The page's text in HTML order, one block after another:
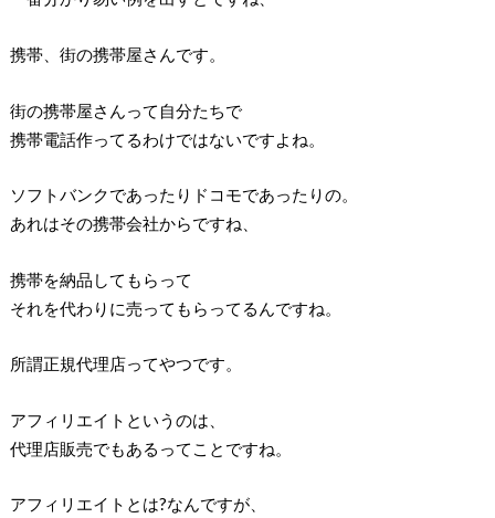
携帯、街の携帯屋さんです。
街の携帯屋さんって自分たちで
携帯電話作ってるわけではないですよね。
ソフトバンクであったりドコモであったりの。
あれはその携帯会社からですね、
携帯を納品してもらって
それを代わりに売ってもらってるんですね。
所謂正規代理店ってやつです。
アフィリエイトというのは、
代理店販売でもあるってことですね。
アフィリエイトとは?なんですが、